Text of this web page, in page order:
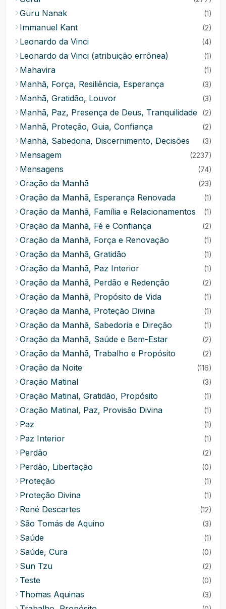
Guru Nanak (1)
Immanuel Kant (2)
Leonardo da Vinci (4)
Leonardo da Vinci (atribuição errônea) (1)
Mahavira (1)
Manhã, Força, Resiliência, Esperança (3)
Manhã, Gratidão, Louvor (3)
Manhã, Paz, Presença de Deus, Tranquilidade (2)
Manhã, Proteção, Guia, Confiança (2)
Manhã, Sabedoria, Discernimento, Decisões (3)
Mensagem (2237)
Mensagens (74)
Oração da Manhã (23)
Oração da Manhã, Esperança Renovada (1)
Oração da Manhã, Família e Relacionamentos (1)
Oração da Manhã, Fé e Confiança (2)
Oração da Manhã, Força e Renovação (1)
Oração da Manhã, Gratidão (1)
Oração da Manhã, Paz Interior (1)
Oração da Manhã, Perdão e Redenção (2)
Oração da Manhã, Propósito de Vida (1)
Oração da Manhã, Proteção Divina (1)
Oração da Manhã, Sabedoria e Direção (1)
Oração da Manhã, Saúde e Bem-Estar (2)
Oração da Manhã, Trabalho e Propósito (2)
Oração da Noite (116)
Oração Matinal (3)
Oração Matinal, Gratidão, Propósito (1)
Oração Matinal, Paz, Provisão Divina (1)
Paz (1)
Paz Interior (1)
Perdão (2)
Perdão, Libertação (0)
Proteção (1)
Proteção Divina (1)
René Descartes (12)
São Tomás de Aquino (3)
Saúde (1)
Saúde, Cura (0)
Sun Tzu (2)
Teste (0)
Thomas Aquinas (3)